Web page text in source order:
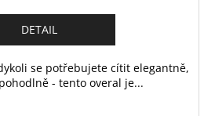
DETAIL
se potřebujete cítit elegantně,
- tento overal je...